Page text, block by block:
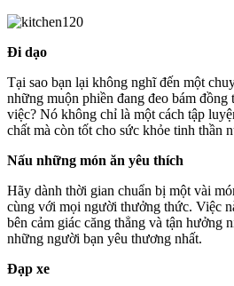
Đi dạo
Tại sao bạn lại không nghĩ đến một
những muộn phiền đang đeo bám
việc? Nó không chỉ là một cách tập
chất mà còn tốt cho sức khỏe tinh thần
Nấu những món ăn yêu thích
Hãy dành thời gian chuẩn bị một vài
cùng với mọi người thưởng thức. Việc
bên cảm giác căng thẳng và tận hưởng
những người bạn yêu thương nhất.
Đạp xe